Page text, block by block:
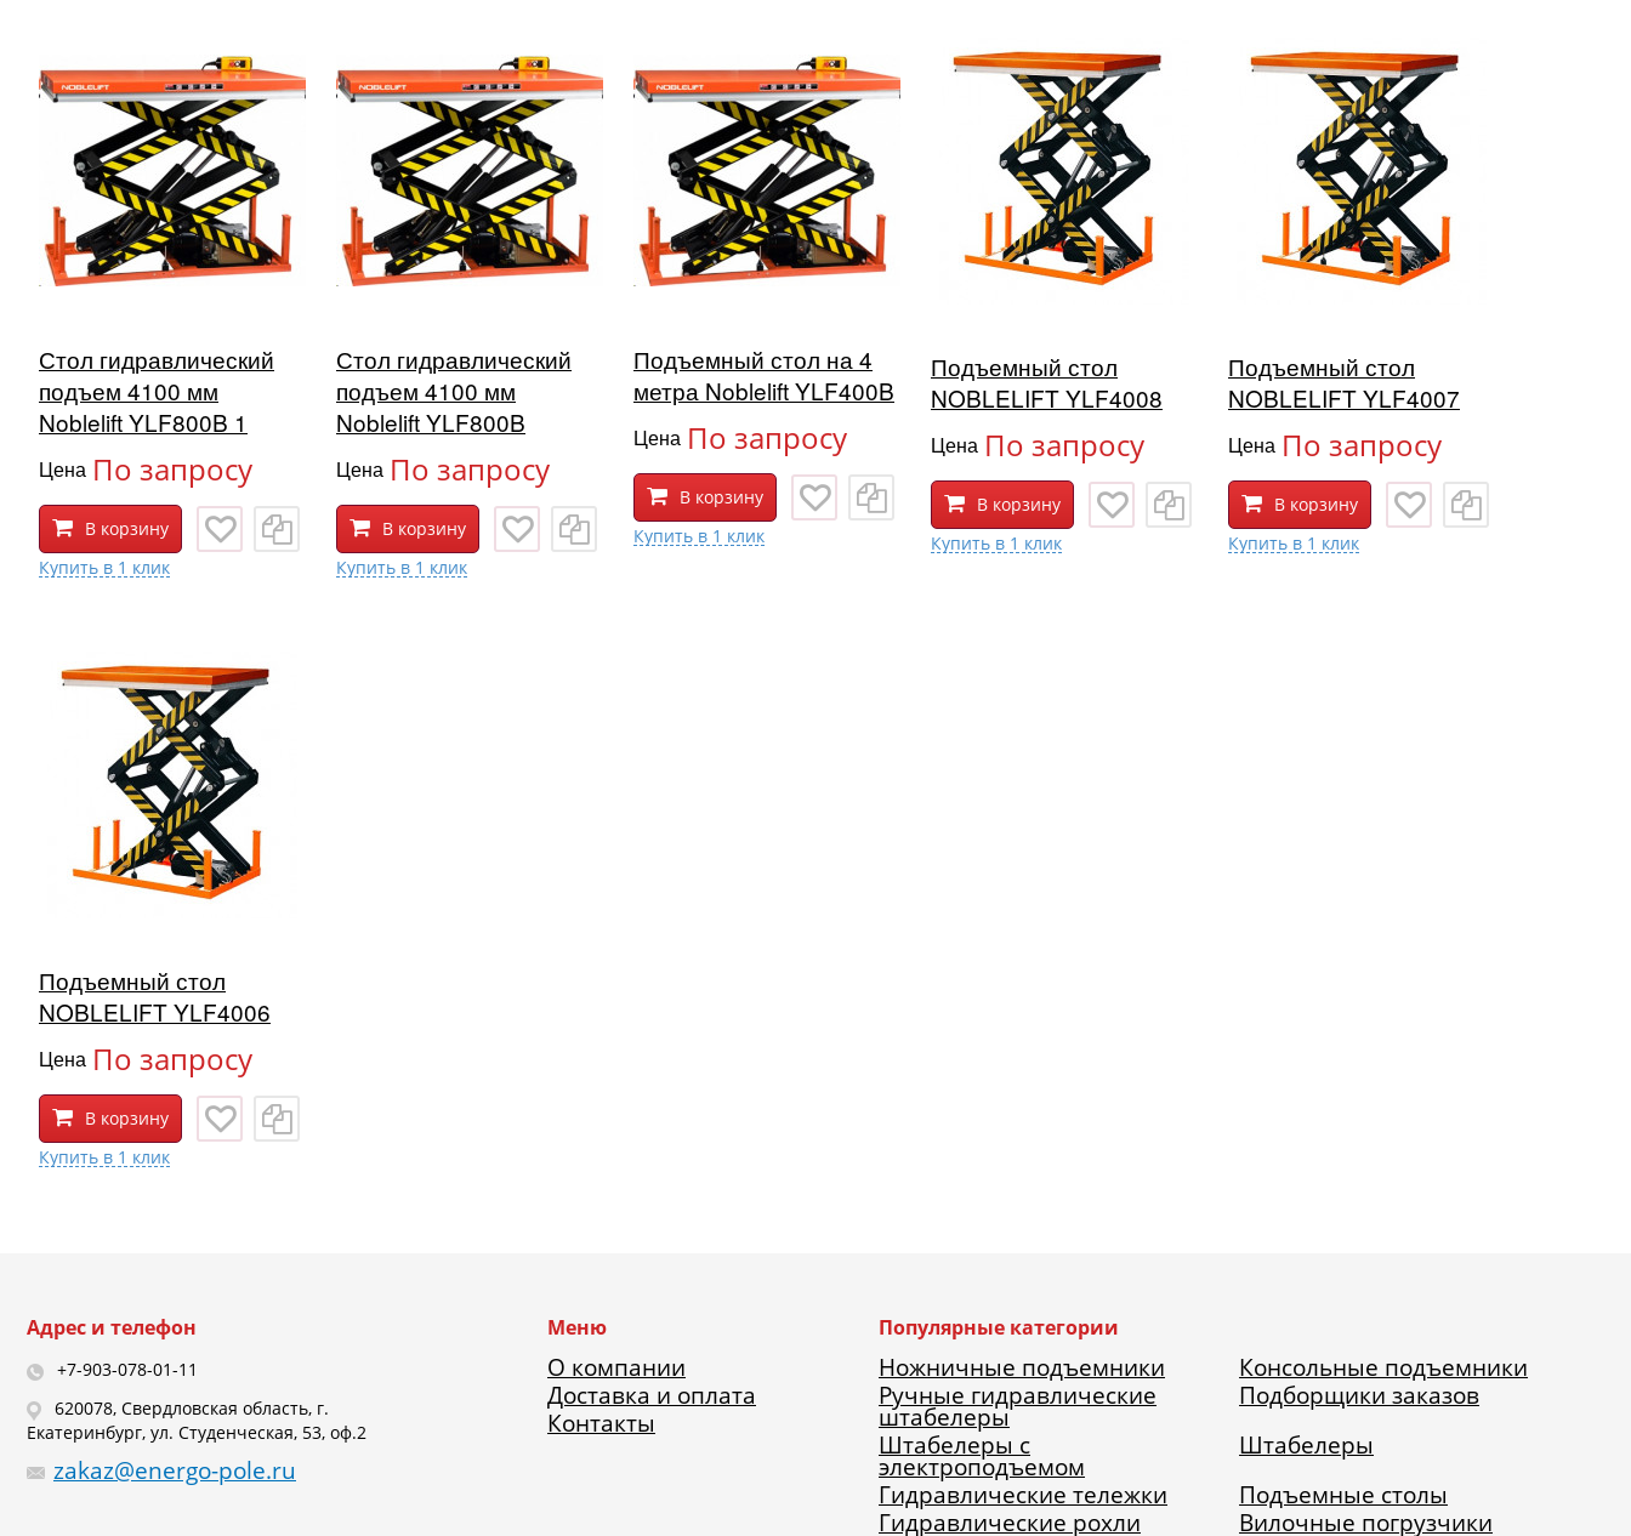
Стол гидравлический
подъем 4100 мм
Noblelift YLF800B 1
Цена По запросу
В корзину
Стол гидравлический
подъем 4100 мм
Noblelift YLF800B
Цена По запросу
В корзину
Подъемный стол на 4
метра Noblelift YLF400B
Цена По запросу
В корзину
Подъемный стол
NOBLELIFT YLF4008
Цена По запросу
В корзину
Подъемный стол
NOBLELIFT YLF4007
Цена По запросу
В корзину
Подъемный стол
NOBLELIFT YLF4006
Цена По запросу
В корзину
Адрес и телефон
+7-903-078-01-11
620078, Свердловская область, г.
Екатеринбург, ул. Студенческая, 53, оф.2
zakaz@energo-pole.ru
Меню
О компании
Доставка и оплата
Контакты
Популярные категории
Ножничные подъемники
Консольные подъемники
Ручные гидравлические
штабелеры
Подборщики заказов
Штабелеры с
электроподъемом
Штабелеры
Гидравлические тележки
Подъемные столы
Гидравлические рохли
Вилочные погрузчики